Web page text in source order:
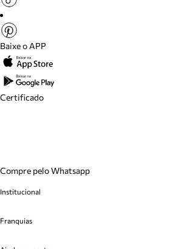
Baixe o APP
Certificado
Compre pelo Whatsapp
Institucional
Cashback
Franquias